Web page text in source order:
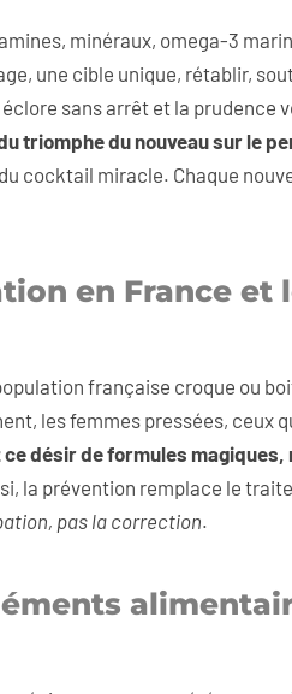
minéraux, omega-3
une cible unique, rétablir,
sans arrêt et la prudence
triomphe du nouveau sur le
cocktail miracle. Chaque
en France et
française croque ou
les femmes pressées, ceux
désir de formules magiques,
la prévention remplace le
pas la correction.